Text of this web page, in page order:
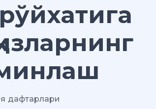
дафтарлари